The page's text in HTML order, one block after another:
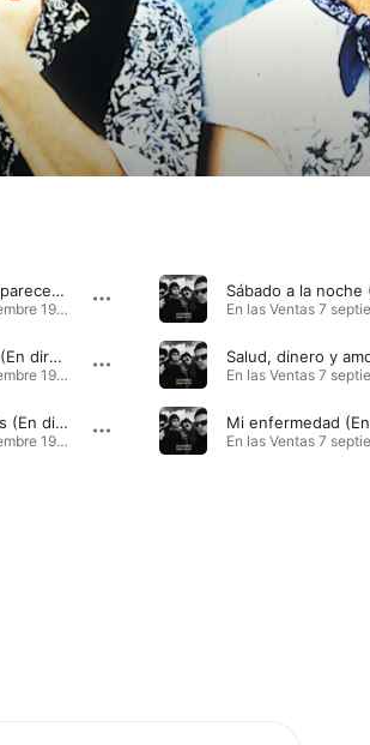
Especies que desaparecen (En directo, Las Ventas 7 septiembre 1993)
En las Ventas 7 septiembre 1993 (En directo) · 2020
Rock del ascensor (En directo, Las Ventas 7 septiembre 1993)
En las Ventas 7 septiembre 1993 (En directo) · 2020
Adiós amigos, adiós (En directo, Las Ventas 7 septiembre 1993)
En las Ventas 7 septiembre 1993 (En directo) · 2020